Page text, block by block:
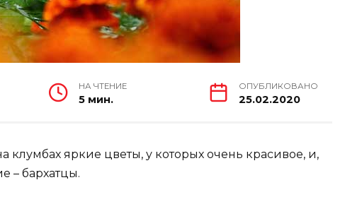
НА ЧТЕНИЕ
5 мин.
ОПУБЛИКОВАНО
25.02.2020
клумбах яркие цветы, у которых очень красивое, и,
– бархатцы.